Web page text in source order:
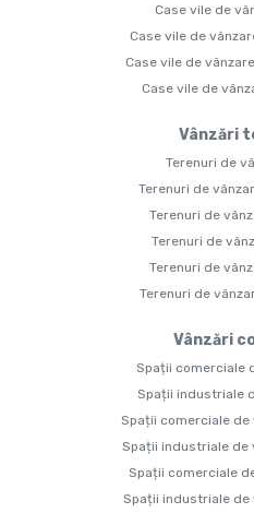
Case vile de
Case vile de
Case vile de
Case vile de
Vânzări
Terenuri de
Terenuri de
Terenuri de
Terenuri de
Terenuri de
Terenuri de
Vânzări
Spații comerciale
Spații industriale
Spații comerciale de
Spații industriale de
Spații comerciale
Spații industriale de